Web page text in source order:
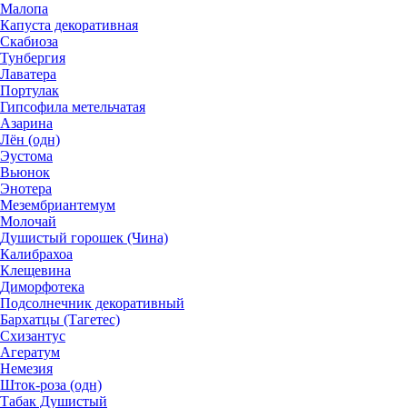
Малопа
Капуста декоративная
Скабиоза
Тунбергия
Лаватера
Портулак
Гипсофила метельчатая
Азарина
Лён (одн)
Эустома
Вьюнок
Энотера
Мезембриантемум
Молочай
Душистый горошек (Чина)
Калибрахоа
Клещевина
Диморфотека
Подсолнечник декоративный
Бархатцы (Тагетес)
Схизантус
Агератум
Немезия
Шток-роза (одн)
Табак Душистый